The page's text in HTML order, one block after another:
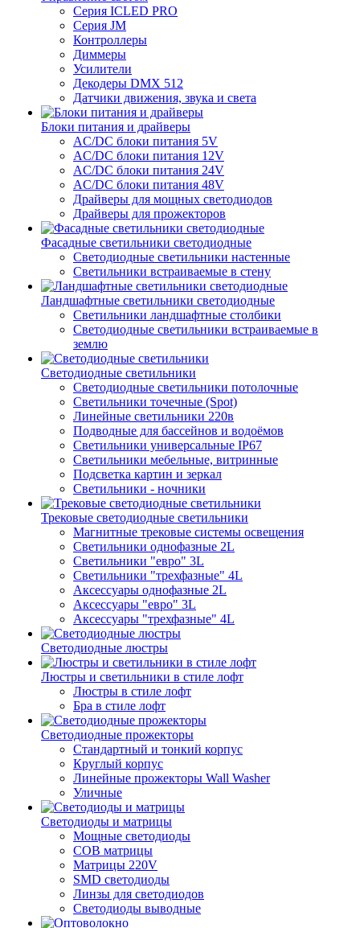
Серия ICLED PRO
Серия JM
Контроллеры
Диммеры
Усилители
Декодеры DMX 512
Датчики движения, звука и света
Блоки питания и драйверы
AC/DC блоки питания 5V
AC/DC блоки питания 12V
AC/DC блоки питания 24V
AC/DC блоки питания 48V
Драйверы для мощных светодиодов
Драйверы для прожекторов
Фасадные светильники светодиодные
Светодиодные светильники настенные
Светильники встраиваемые в стену
Ландшафтные светильники светодиодные
Светильники ландшафтные столбики
Светодиодные светильники встраиваемые в
землю
Светодиодные светильники
Светодиодные светильники потолочные
Светильники точечные (Spot)
Линейные светильники 220в
Подводные для бассейнов и водоёмов
Светильники универсальные IP67
Светильники мебельные, витринные
Подсветка картин и зеркал
Светильники - ночники
Трековые светодиодные светильники
Магнитные трековые системы освещения
Светильники однофазные 2L
Светильники "евро" 3L
Светильники "трехфазные" 4L
Аксессуары однофазные 2L
Аксессуары "евро" 3L
Аксессуары "трехфазные" 4L
Светодиодные люстры
Люстры и светильники в стиле лофт
Люстры в стиле лофт
Бра в стиле лофт
Светодиодные прожекторы
Стандартный и тонкий корпус
Круглый корпус
Линейные прожекторы Wall Washer
Уличные
Светодиоды и матрицы
Мощные светодиоды
COB матрицы
Матрицы 220V
SMD светодиоды
Линзы для светодиодов
Светодиоды выводные